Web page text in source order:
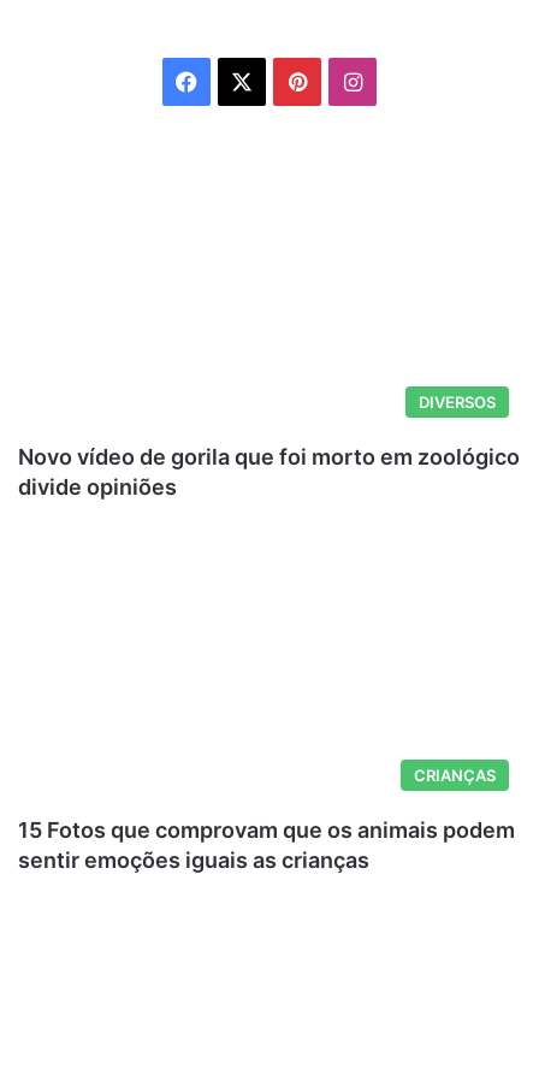
Facebook PinterestInstagram
DIVERSOS
Novo vídeo de gorila que foi morto em zoológico
divide opiniões
CRIANÇAS
15 Fotos que comprovam que os animais podem
sentir emoções iguais as crianças